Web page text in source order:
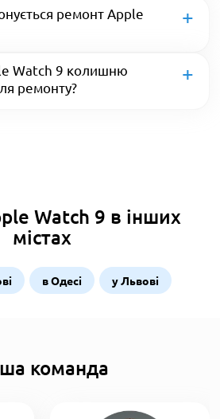
ремонт Apple
Watch 9 колишню
ремонту?
Watch 9 в інших
містах
в Одесі у Львові
команда